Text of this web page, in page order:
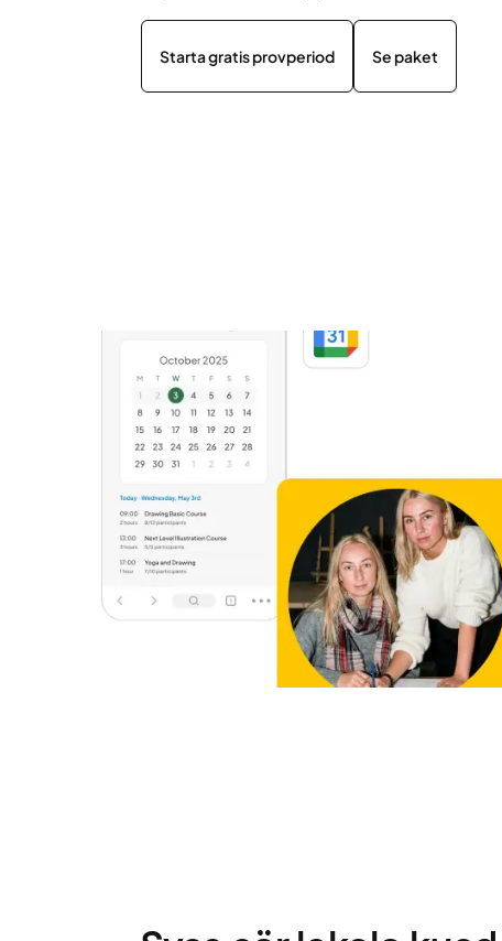
Starta gratis provperiod Se paket